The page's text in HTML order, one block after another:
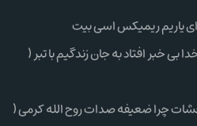
ای یاریم ریمیکس اسی بیت
بی خبر افتاد به جان زندگیم با تبر (
چرا ضعیفه صدات روح الله کرمی (